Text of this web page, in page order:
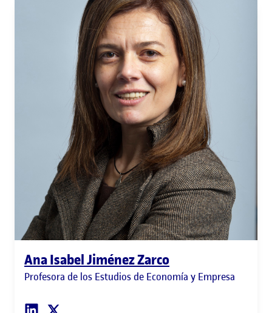
Ana Isabel Jiménez Zarco
Profesora de los Estudios de Economía y Empresa